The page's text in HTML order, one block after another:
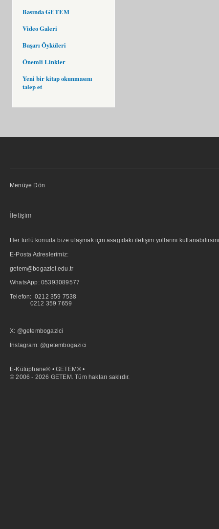
Basında GETEM
Video Galeri
Başarı Öyküleri
Önemli Linkler
Yeni bir kitap okunmasını
talep et
Menüye Dön
İletişim
Her türlü konuda bize ulaşmak için asagıdaki iletişim yollarını
E-Posta Adreslerimiz:
getem@bogazici.edu.tr
WhatsApp: 05393089577
Telefon: 0212 359 7538
0212 359 7659
X: @getembogazici
İnstagram: @getembogazici
E-Kütüphane® • GETEM® •
© 2006 - 2026 GETEM. Tüm hakları saklıdır.